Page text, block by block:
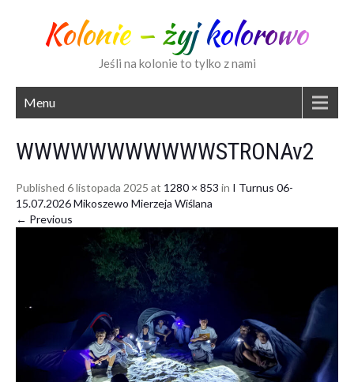
Kolonie – żyj kolorowo
Jeśli na kolonie to tylko z nami
Menu
WWWWWWWWWWWSTRONAv2
Published 6 listopada 2025 at 1280 × 853 in I Turnus 06-
15.07.2026 Mikoszewo Mierzeja Wiślana
← Previous